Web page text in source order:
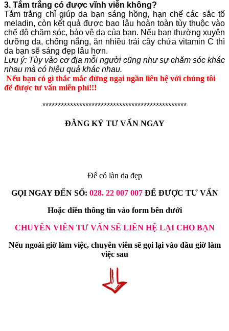
3. Tắm trắng có được vĩnh viễn không?
Tắm trắng chỉ giúp da bạn sáng hồng, hạn chế các sắc tố
meladin, còn kết quả được bao lâu hoàn toàn tùy thuộc vào
chế độ chăm sóc, bảo vệ da của bạn. Nếu bạn thường xuyên
dưỡng da, chống nắng, ăn nhiều trái cây chứa vitamin C thì
da bạn sẽ sáng đẹp lâu hơn.
Lưu ý: Tùy vào cơ địa mỗi người cũng như sự chăm sóc khác
nhau mà có hiệu quả khác nhau.
Nếu bạn có gì thắc mắc đừng ngại ngần liên hệ với chúng tôi
để được tư vấn miễn phí!!!
***********************************************
ĐĂNG KÝ TƯ VẤN NGAY
Để có làn da đẹp
GỌI NGAY ĐẾN SỐ: 028. 22 007 007ĐỂ ĐƯỢC TƯ VẤN
Hoặc điền thông tin vào form bên dưới
CHUYÊN VIÊN TƯ VẤN SẼ LIÊN HỆ LẠI CHO BẠN
Nếu ngoài giờ làm việc, chuyên viên sẽ gọi lại vào đầu giờ làm
việc sau